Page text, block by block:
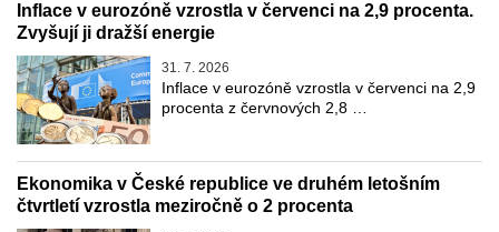
Inflace v eurozóně vzrostla v červenci na 2,9 procenta.
Zvyšují ji dražší energie
31. 7. 2026
Inflace v eurozóně vzrostla v červenci na 2,9
procenta z červnových 2,8 …
Ekonomika v České republice ve druhém letošním
čtvrtletí vzrostla meziročně o 2 procenta